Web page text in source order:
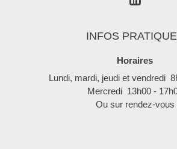
INFOS
Horaires
Lundi, mardi, jeudi et vendredi
Mercredi 13h00 -
Ou sur rendez-vous